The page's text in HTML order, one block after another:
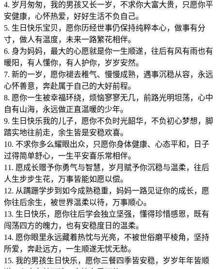
4. 岁月匆匆，我的男孩又长一岁，不求你大富大贵，只愿你平
安健康，心怀热爱，好好生活不负自己。
5. 生日快乐宝贝，愿你历经世事仍保持纯粹本心，做事有分
寸，做人有温度，未来一路繁花相伴。
6. 身为妈妈，最大的心愿就是你一生顺遂，往后有风有雨也有
暖阳，有人懂你，有人护你，岁岁安然。
7. 新的一岁，愿你褪去稚气、慢慢成熟，遇事沉稳从容，永远
心怀善意，奔赴属于自己的大好前程。
8. 愿你一生被幸福环绕，烦恼寥寥无几，前路光明坦荡，心中
自有山海，永远做正直温暖的少年。
9. 生日快乐我的儿子，愿你不负时光韶华，不负初心梦想，脚
踏实地往前走，余生皆是安稳欢喜。
10. 不求你多么耀眼出众，只愿你身体健康、心态平和，日子
过得简单舒心，一生平安喜乐常相伴。
11. 愿成长赠予你勇气与智慧，岁月赋予你沉稳与温柔，往后
人生步步生花，万事皆能如愿以偿。
12. 从蹒跚学步到如今成熟稳重，妈妈一路见证你的成长，愿
你往后余生，被世界温柔以待，万事顺心。
13. 生日快乐，愿你往后学会独立坚强，懂得珍惜感恩，既有
闯荡四方的魄力，也有安稳度日的温柔。
14. 愿你眼里永远藏着热忱与光亮，不被世俗磨平棱角，坚持
所爱，奔赴远方，一生顺遂无忧无愁。
15. 我的男孩生日快乐，愿你三餐四季皆安稳，岁岁年年皆顺